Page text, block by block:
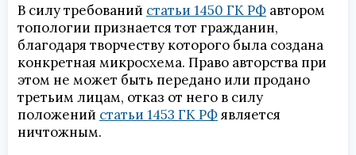
В силу требований статьи 1450 ГК РФ автором
топологии признается тот гражданин,
благодаря творчеству которого была создана
конкретная микросхема. Право авторства при
этом не может быть передано или продано
третьим лицам, отказ от него в силу
положений статьи 1453 ГК РФявляется
ничтожным.